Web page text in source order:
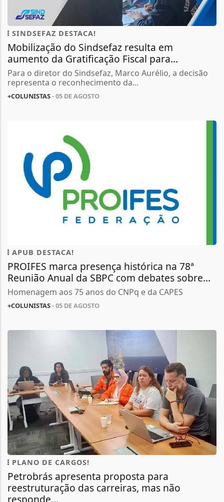
SINDSEFAZ DESTACA!
Mobilização do Sindsefaz resulta em
aumento da Gratificação Fiscal para...
Para o diretor do Sindsefaz, Marco Aurélio, a decisão
representa o reconhecimento da...
+COLUNISTAS- 05 DE AGOSTO
APUB DESTACA!
PROIFES marca presença histórica na 78ª
Reunião Anual da SBPC com debates sobre...
Homenagem aos 75 anos do CNPq e da CAPES
+COLUNISTAS- 05 DE AGOSTO
PLANO DE CARGOS!
Petrobrás apresenta proposta para
reestruturação das carreiras, mas não
responde...